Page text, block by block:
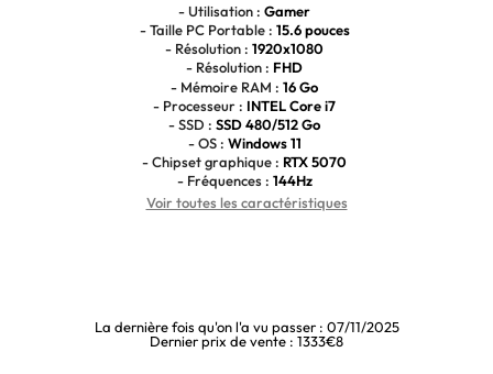
- Utilisation : Gamer
- Taille PC Portable : 15.6 pouces
- Résolution : 1920x1080
- Résolution : FHD
- Mémoire RAM : 16 Go
- Processeur : INTEL Core i7
- SSD : SSD 480/512 Go
- OS : Windows 11
- Chipset graphique : RTX 5070
- Fréquences : 144Hz
Voir toutes les caractéristiques
La dernière fois qu'on l'a vu passer : 07/11/2025
Dernier prix de vente : 1333€8